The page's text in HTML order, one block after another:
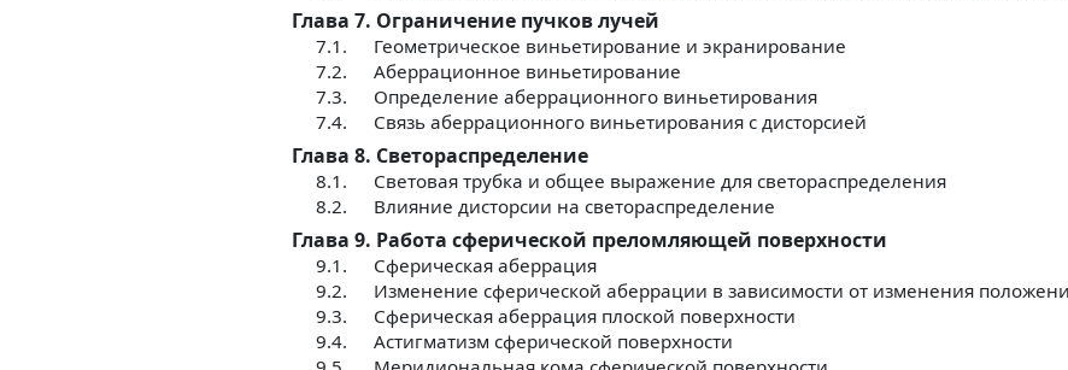
Глава 7. Ограничение пучков лучей
7.1.
Геометрическое виньетирование и экранирование
7.2.
Аберрационное виньетирование
7.3.
Определение аберрационного виньетирования
7.4.
Связь аберрационного виньетирования с дисторсией
Глава 8. Светораспределение
8.1.
Световая трубка и общее выражение для светораспределения
8.2.
Влияние дисторсии на светораспределение
Глава 9. Работа сферической преломляющей поверхности
9.1.
Сферическая аберрация
9.2.
Изменение сферической аберрации в зависимости от изменения
9.3.
Сферическая аберрация плоской поверхности
9.4.
Астигматизм сферической поверхности